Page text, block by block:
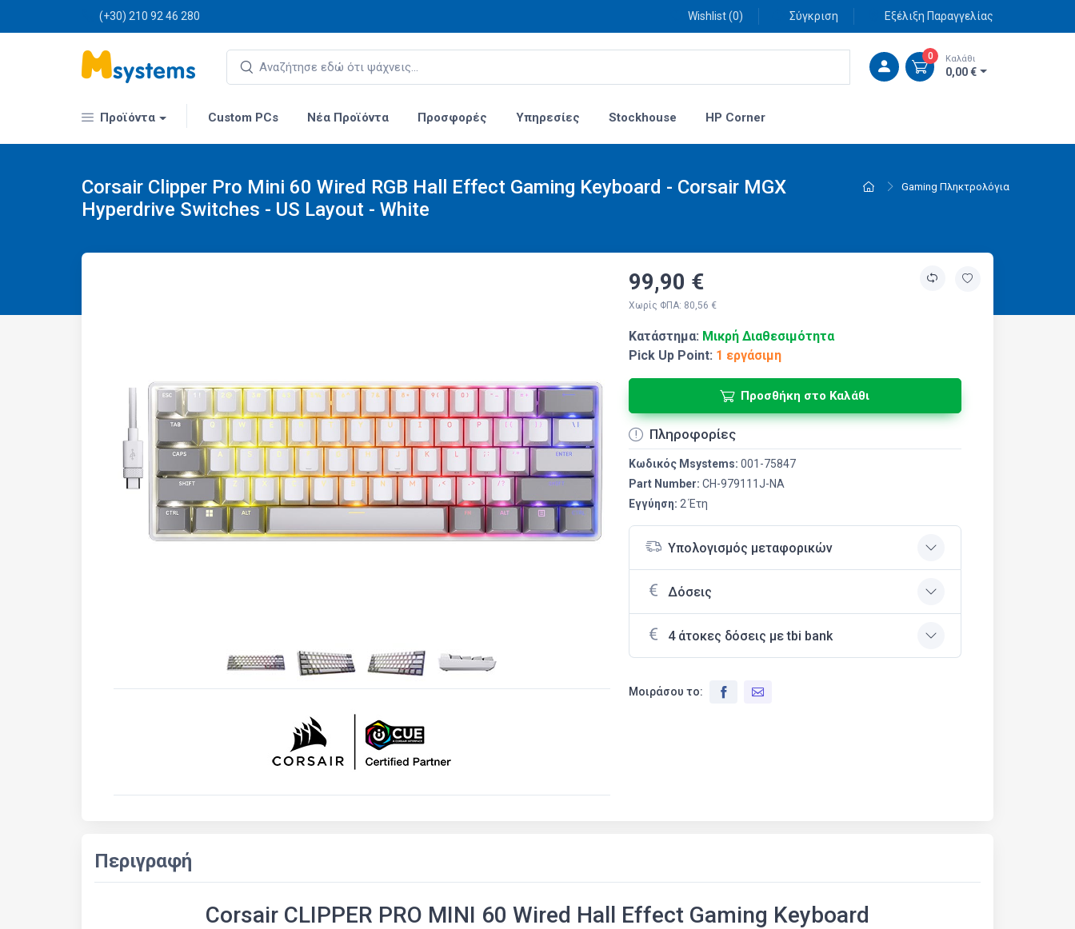
(+30) 210 92 46 280 Wishlist (0) Σύγκριση Εξέλιξη Παραγγελίας
0 Καλάθι
0,00 €
Προϊόντα Custom PCs Νέα Προϊόντα Προσφορές Υπηρεσίες Stockhouse HP Corner
Gaming Πληκτρολόγια
Corsair Clipper Pro Mini 60 Wired RGB Hall Effect Gaming Keyboard - Corsair MGX
Hyperdrive Switches - US Layout - White
99,90 €
Χωρίς ΦΠΑ: 80,56 €
Κατάστημα: Μικρή Διαθεσιμότητα
Pick Up Point: 1 εργάσιμη
Προσθήκη στο Καλάθι
Πληροφορίες
Κωδικός Msystems: 001-75847
Part Number: CH-979111J-NA
Εγγύηση: 2 Έτη
Υπολογισμός μεταφορικών
Δόσεις
4 άτοκες δόσεις με tbi bank
Μοιράσου το:
Περιγραφή
Corsair CLIPPER PRO MINI 60 Wired Hall Effect Gaming Keyboard